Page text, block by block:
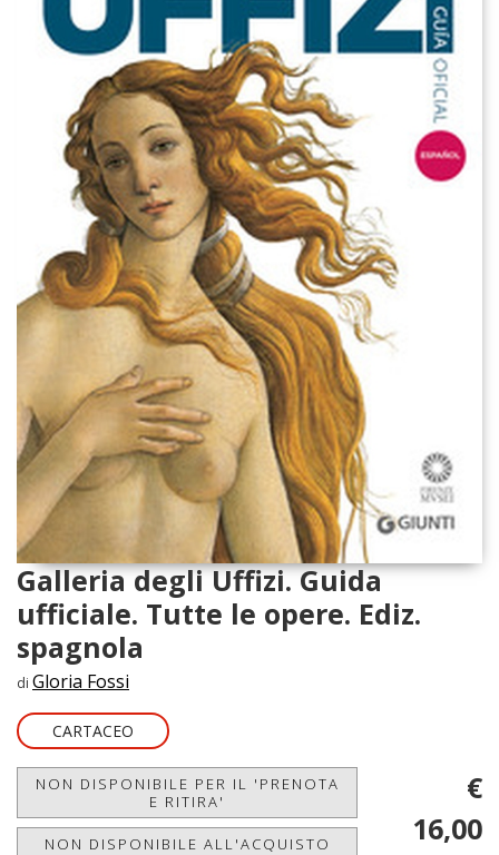
Galleria degli Uffizi. Guida
ufficiale. Tutte le opere. Ediz.
spagnola
di Gloria Fossi
CARTACEO
NON DISPONIBILE PER IL 'PRENOTA
E RITIRA'
NON DISPONIBILE ALL'ACQUISTO
€
16,00